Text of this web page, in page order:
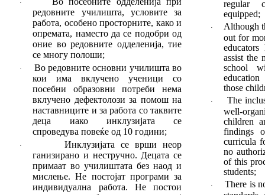
·
редовните училишта, условите за
работа, особено просторните, како и
опремата, наместо да се подобри од
оние во редовните одделенија, тие
се многу полоши;
·
Во редовните основни училишта во
кои има вклучено ученици со
посебни образовни потреби нема
вклучено дефектолози за помош на
наставниците и за работа со таквите
деца иако инклузијата се
спроведува повеќе од 10 години;
· Инклузијата се врши неор
ганизирано и нестручно. Децата се
примаат во училиштата без наод и
мислење. Не постојат програми за
индивидуална работа. Не постои
regular
equipped;
·
Although
out for
assist the
school
those
·
The
well-
children
find­ings
curricula
no
of this
students;
·
There is